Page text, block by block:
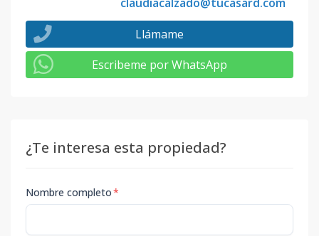
Llámame
Escribeme por WhatsApp
¿Te interesa esta propiedad?
Nombre completo*